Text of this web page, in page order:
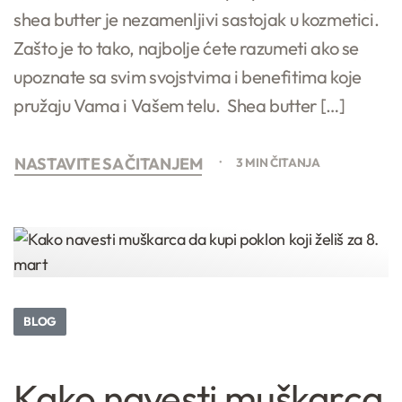
shea butter je nezamenljivi sastojak u kozmetici.
Zašto je to tako, najbolje ćete razumeti ako se
upoznate sa svim svojstvima i benefitima koje
pružaju Vama i Vašem telu. Shea butter […]
NASTAVITE SA ČITANJEM 3 MIN ČITANJA
BLOG